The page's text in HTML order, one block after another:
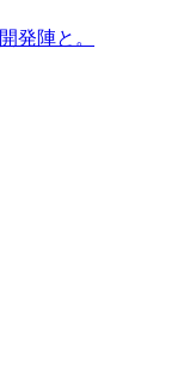
発陣と。